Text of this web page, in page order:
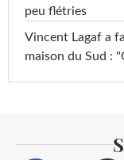
peu flétries
Vincent Lagaf a
maison du Sud :